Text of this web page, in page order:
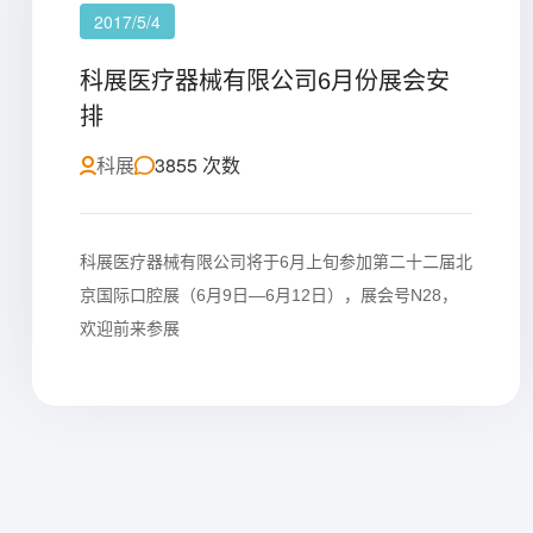
2017/5/4
科展医疗器械有限公司6月份展会安
排
科展 3855 次数
科展医疗器械有限公司将于6月上旬参加第二十二届北
京国际口腔展（6月9日—6月12日），展会号N28，
欢迎前来参展